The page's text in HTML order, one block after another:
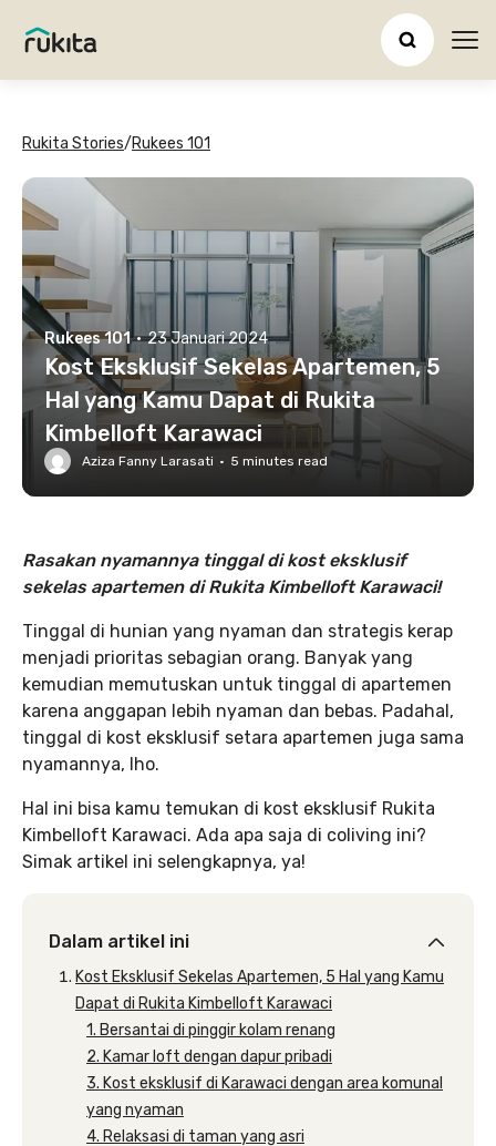
Rukita Stories/Rukees 101
Rukees 101 · 23 Januari 2024
Kost Eksklusif Sekelas Apartemen, 5
Hal yang Kamu Dapat di Rukita
Kimbelloft Karawaci
Aziza Fanny Larasati · 5 minutes read
Rasakan nyamannya tinggal di kost eksklusif
sekelas apartemen di Rukita Kimbelloft Karawaci!
Tinggal di hunian yang nyaman dan strategis kerap
menjadi prioritas sebagian orang. Banyak yang
kemudian memutuskan untuk tinggal di apartemen
karena anggapan lebih nyaman dan bebas. Padahal,
tinggal di kost eksklusif setara apartemen juga sama
nyamannya, lho.
Hal ini bisa kamu temukan di kost eksklusif Rukita
Kimbelloft Karawaci. Ada apa saja di coliving ini?
Simak artikel ini selengkapnya, ya!
Dalam artikel ini
Kost Eksklusif Sekelas Apartemen, 5 Hal yang Kamu
Dapat di Rukita Kimbelloft Karawaci
1. Bersantai di pinggir kolam renang
2. Kamar loft dengan dapur pribadi
3. Kost eksklusif di Karawaci dengan area komunal
yang nyaman
4. Relaksasi di taman yang asri